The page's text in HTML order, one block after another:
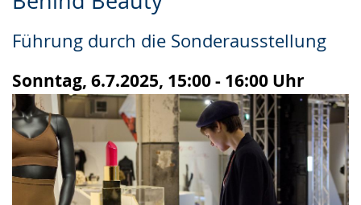
Führung durch die Sonderausstellung
Sonntag, 6.7.2025, 15:00 - 16:00 Uhr
Leichten
wechseln.
Audio-
Video
Deutscher
Gebärdensprache
wird
angezeigt.